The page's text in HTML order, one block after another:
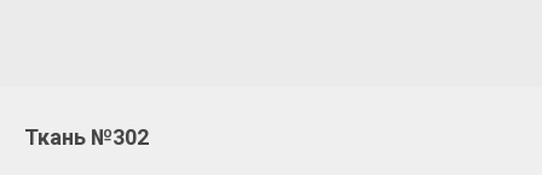
Ткань №302